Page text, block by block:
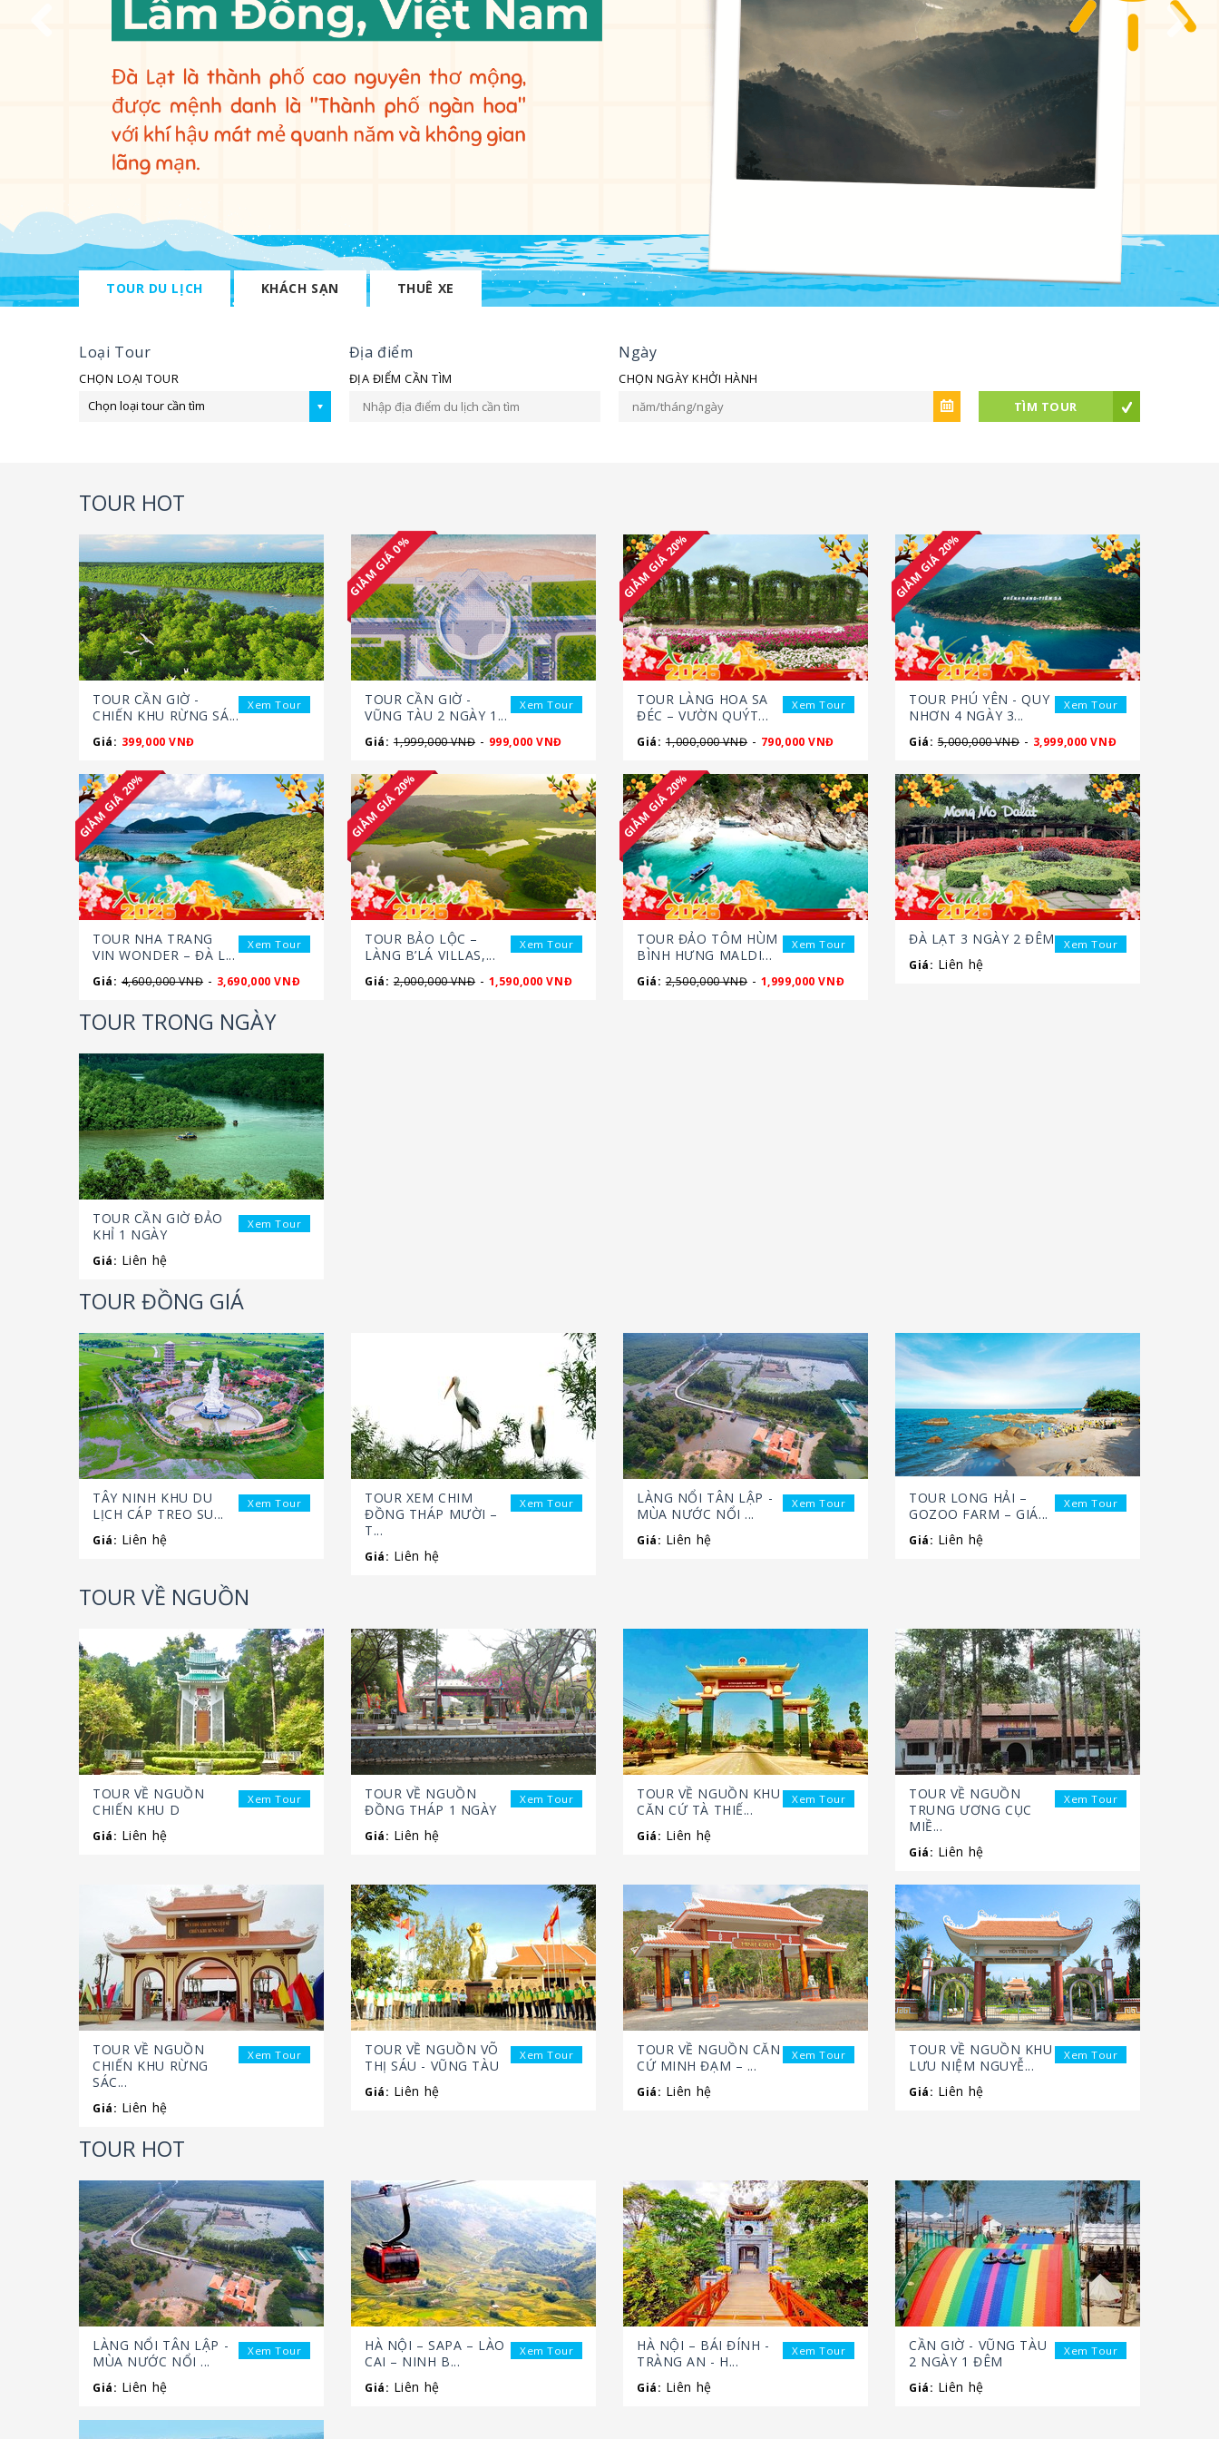
TOUR DU LỊCH KHÁCH SẠN THUÊ XE
Loại Tour
CHỌN LOẠI TOUR
Chọn loại tour cần tìm
Địa điểm
ĐỊA ĐIỂM CẦN TÌM
Ngày
CHỌN NGÀY KHỞI HÀNH
TÌM TOUR
TOUR HOT
Xem Tour
TOUR CẦN GIỜ -
CHIẾN KHU RỪNG SÁ...
Giá: 399,000 VNĐ
GIẢM GIÁ 0%
Xem Tour
TOUR CẦN GIỜ -
VŨNG TÀU 2 NGÀY 1...
Giá: 1,999,000 VNĐ - 999,000 VNĐ
GIẢM GIÁ 20%
Xem Tour
TOUR LÀNG HOA SA
ĐÉC – VƯỜN QUÝT...
Giá: 1,000,000 VNĐ - 790,000 VNĐ
GIẢM GIÁ 20%
Xem Tour
TOUR PHÚ YÊN - QUY
NHƠN 4 NGÀY 3...
Giá: 5,000,000 VNĐ - 3,999,000 VNĐ
GIẢM GIÁ 20%
Xem Tour
TOUR NHA TRANG
VIN WONDER – ĐÀ L...
Giá: 4,600,000 VNĐ - 3,690,000 VNĐ
GIẢM GIÁ 20%
Xem Tour
TOUR BẢO LỘC –
LÀNG B’LÁ VILLAS,...
Giá: 2,000,000 VNĐ - 1,590,000 VNĐ
GIẢM GIÁ 20%
Xem Tour
TOUR ĐẢO TÔM HÙM
BÌNH HƯNG MALDI...
Giá: 2,500,000 VNĐ - 1,999,000 VNĐ
Xem Tour
ĐÀ LẠT 3 NGÀY 2 ĐÊM
Giá: Liên hệ
TOUR TRONG NGÀY
Xem Tour
TOUR CẦN GIỜ ĐẢO
KHỈ 1 NGÀY
Giá: Liên hệ
TOUR ĐỒNG GIÁ
Xem Tour
TÂY NINH KHU DU
LỊCH CÁP TREO SU...
Giá: Liên hệ
Xem Tour
TOUR XEM CHIM
ĐỒNG THÁP MƯỜI –
T...
Giá: Liên hệ
Xem Tour
LÀNG NỔI TÂN LẬP -
MÙA NƯỚC NỔI ...
Giá: Liên hệ
Xem Tour
TOUR LONG HẢI –
GOZOO FARM – GIÁ...
Giá: Liên hệ
TOUR VỀ NGUỒN
Xem Tour
TOUR VỀ NGUỒN
CHIẾN KHU D
Giá: Liên hệ
Xem Tour
TOUR VỀ NGUỒN
ĐỒNG THÁP 1 NGÀY
Giá: Liên hệ
Xem Tour
TOUR VỀ NGUỒN KHU
CĂN CỨ TÀ THIẾ...
Giá: Liên hệ
Xem Tour
TOUR VỀ NGUỒN
TRUNG ƯƠNG CỤC
MIỀ...
Giá: Liên hệ
Xem Tour
TOUR VỀ NGUỒN
CHIẾN KHU RỪNG
SÁC...
Giá: Liên hệ
Xem Tour
TOUR VỀ NGUỒN VÕ
THỊ SÁU - VŨNG TÀU
Giá: Liên hệ
Xem Tour
TOUR VỀ NGUỒN CĂN
CỨ MINH ĐẠM – ...
Giá: Liên hệ
Xem Tour
TOUR VỀ NGUỒN KHU
LƯU NIỆM NGUYỄ...
Giá: Liên hệ
TOUR HOT
Xem Tour
LÀNG NỔI TÂN LẬP -
MÙA NƯỚC NỔI ...
Giá: Liên hệ
Xem Tour
HÀ NỘI – SAPA – LÀO
CAI – NINH B...
Giá: Liên hệ
Xem Tour
HÀ NỘI – BÁI ĐÍNH -
TRÀNG AN - H...
Giá: Liên hệ
Xem Tour
CẦN GIỜ - VŨNG TÀU
2 NGÀY 1 ĐÊM
Giá: Liên hệ